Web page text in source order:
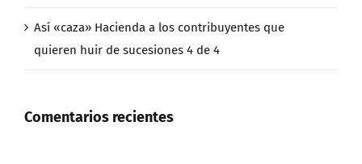
Así «caza» Hacienda a los contribuyentes que
quieren huir de sucesiones 4 de 4
Comentarios recientes